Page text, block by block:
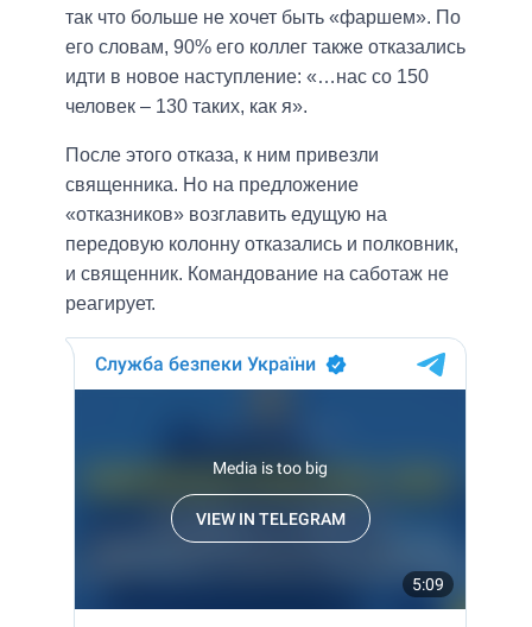
так что больше не хочет быть «фаршем». По
его словам, 90% его коллег также отказались
идти в новое наступление: «…нас со 150
человек – 130 таких, как я».
После этого отказа, к ним привезли
священника. Но на предложение
«отказников» возглавить едущую на
передовую колонну отказались и полковник,
и священник. Командование на саботаж не
реагирует.